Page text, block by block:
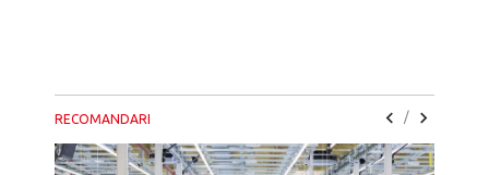
RECOMANDARI /